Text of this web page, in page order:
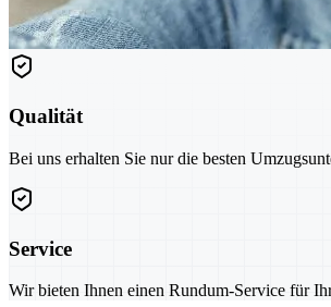
Qualität
Bei uns erhalten Sie nur die besten
Service
Wir bieten Ihnen einen Rundum-Service für